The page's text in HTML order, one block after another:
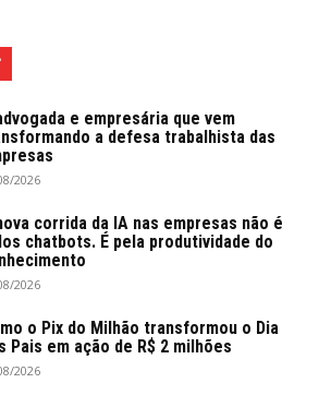
e empresária que vem
a defesa trabalhista das
2026
corrida da IA nas empresas não é
chatbots. É pela produtividade do
2026
o Pix do Milhão transformou o Dia
Pais em ação de R$ 2 milhões
2026